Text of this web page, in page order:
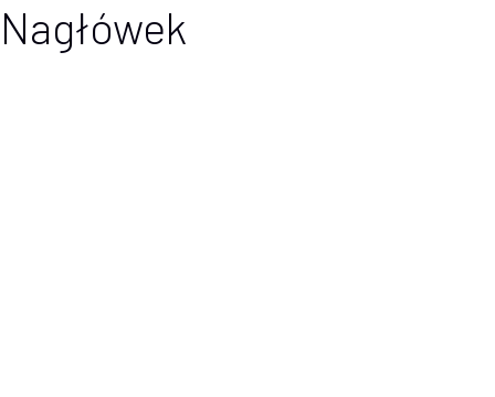
Nagłówek